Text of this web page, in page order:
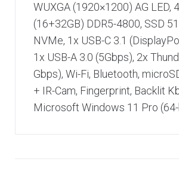
WUXGA (1920×1200) AG LED,
(16+32GB) DDR5-4800, SSD
NVMe, 1x USB-C 3.1
1x USB-A 3.0 (5Gbps), 2x
Gbps), Wi-Fi, Bluetooth,
+ IR-Cam, Fingerprint, Backlit
Microsoft Windows 11 Pro